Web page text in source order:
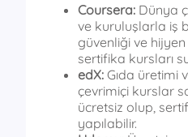
Coursera: Dünya
ve kuruluşlarla iş
güvenliği ve
sertifika kursları
edX: Gıda üretimi
çevrimiçi kurslar
ücretsiz olup,
yapılabilir.